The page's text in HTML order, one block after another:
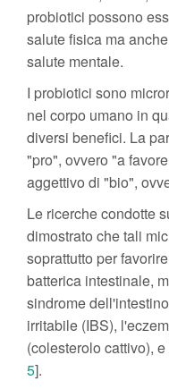
probiotici possono
salute fisica ma
salute mentale.
I probiotici sono
nel corpo umano in
diversi benefici. La
"pro", ovvero "a
aggettivo di "bio",
Le ricerche condotte
dimostrato che tali
soprattutto per
batterica intestinale,
sindrome
irritabile (IBS),
(colesterolo cattivo),
5].